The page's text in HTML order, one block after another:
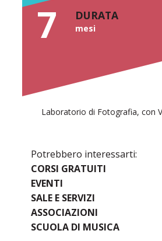
7 DURATA
mesi
Laboratorio di Fotografia, con
Potrebbero interessarti:
CORSI GRATUITI
EVENTI
SALE E SERVIZI
ASSOCIAZIONI
SCUOLA DI MUSICA